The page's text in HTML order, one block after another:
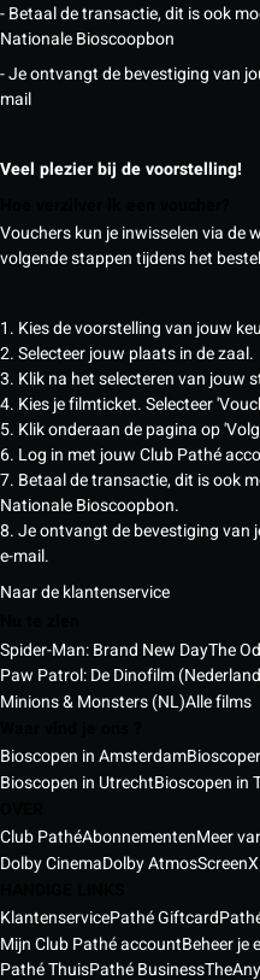
- Betaal de transactie, dit is ook
Nationale Bioscoopbon
- Je ontvangt de bevestiging van
mail
Veel plezier bij de voorstelling!
Vouchers kun je inwisselen via de
volgende stappen tijdens het
1. Kies de voorstelling van jouw
2. Selecteer jouw plaats in de zaal.
3. Klik na het selecteren van jouw
4. Kies je filmticket. Selecteer
5. Klik onderaan de pagina op
6. Log in met jouw Club Pathé
7. Betaal de transactie, dit is ook
Nationale Bioscoopbon.
8. Je ontvangt de bevestiging van
e-mail.
Naar de klantenservice
Spider-Man: Brand New DayThe
Paw Patrol: De Dinofilm
Minions & Monsters (NL)Alle films
Bioscopen in Amsterdam
Bioscopen in UtrechtBioscopen in
Club PathéAbonnementenMeer
Dolby CinemaDolby AtmosScreenX
KlantenservicePathé Giftcard
Mijn Club Pathé accountBeheer je
Pathé ThuisPathé Business